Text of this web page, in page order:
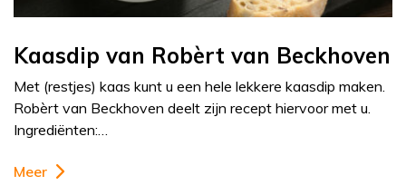
Kaasdip van Robèrt van Beckhoven
Met (restjes) kaas kunt u een hele lekkere kaasdip maken.
Robèrt van Beckhoven deelt zijn recept hiervoor met u.
Ingrediënten:…
Meer